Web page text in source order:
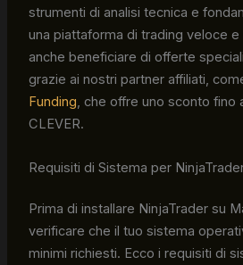
strumenti di analisi tecnica e
una piattaforma di trading veloce
anche beneficiare di offerte
grazie ai nostri partner affiliati,
Funding, che offre uno sconto fino
CLEVER.
Requisiti di Sistema per
Prima di installare NinjaTrader su
verificare che il tuo sistema
minimi richiesti. Ecco i requisiti di